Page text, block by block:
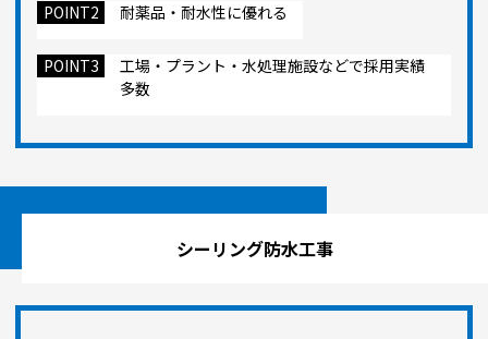
POINT2 耐薬品・耐水性に優れる
POINT3
工場・プラント・水処理施設などで採用実績
多数
シーリング防水工事